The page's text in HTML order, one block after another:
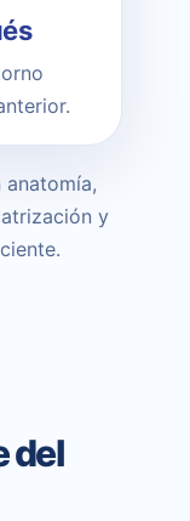
anatomía,
y
del